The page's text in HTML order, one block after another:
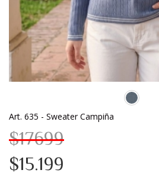
Art. 635 - Sweater Campiña
$17699
$15.199